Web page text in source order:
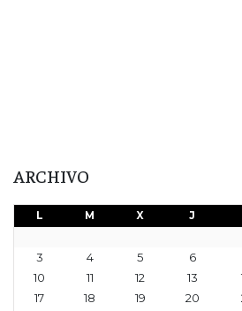
ARCHIVO
L M X J
3
4 5 6
10
11 12 13
17
18 19 20